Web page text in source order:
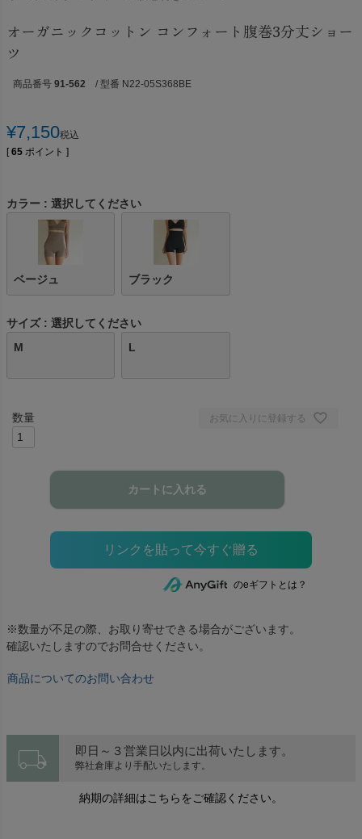
オーガニックコットン コンフォート腹巻3分丈ショー
ツ
商品番号 91-562 / 型番 N22-05S368BE
¥7,150税込
[ 65 ポイント ]
カラー 選択してください
ベージュ ブラック
サイズ
選択してください
M
L
お気に入りに登録する
カートに入れる
のeギフトとは？
※数量が不足の際、お取り寄せできる場合がございます。
確認いたしますのでお問合せください。
商品についてのお問い合わせ
local_shipping 即日～３営業日以内に出荷いたします。
弊社倉庫より手配いたします。
納期の詳細はこちらをご確認ください。